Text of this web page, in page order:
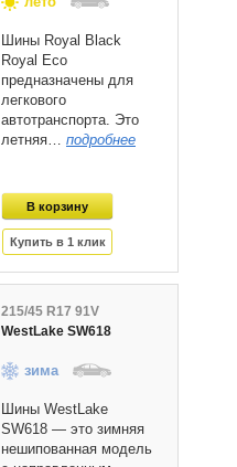
Шины Royal Black
Royal Eco
предназначены для
легкового
автотранспорта. Это
летняя… подробнее
215/45 R17 91V
WestLake SW618
зима
Шины WestLake
SW618 — это зимняя
нешипованная модель